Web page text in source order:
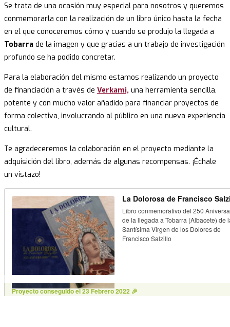
Se trata de una ocasión muy especial para nosotros y queremos
conmemorarla con la realización de un libro único hasta la fecha
en el que conoceremos cómo y cuando se produjo la llegada a
Tobarra de la imagen y que gracias a un trabajo de investigación
profundo se ha podido concretar.
Para la elaboración del mismo estamos realizando un proyecto
de financiación a través de Verkami, una herramienta sencilla,
potente y con mucho valor añadido para financiar proyectos de
forma colectiva, involucrando al público en una nueva experiencia
cultural.
Te agradeceremos la colaboración en el proyecto mediante la
adquisición del libro, además de algunas recompensas. ¡Échale
un vistazo!